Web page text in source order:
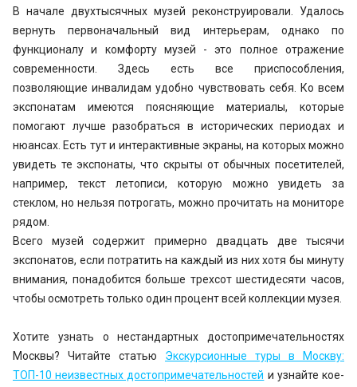
В начале двухтысячных музей реконструировали. Удалось
вернуть первоначальный вид интерьерам, однако по
функционалу и комфорту музей - это полное отражение
современности. Здесь есть все приспособления,
позволяющие инвалидам удобно чувствовать себя. Ко всем
экспонатам имеются поясняющие материалы, которые
помогают лучше разобраться в исторических периодах и
нюансах. Есть тут и интерактивные экраны, на которых можно
увидеть те экспонаты, что скрыты от обычных посетителей,
например, текст летописи, которую можно увидеть за
стеклом, но нельзя потрогать, можно прочитать на мониторе
рядом.
Всего музей содержит примерно двадцать две тысячи
экспонатов, если потратить на каждый из них хотя бы минуту
внимания, понадобится больше трехсот шестидесяти часов,
чтобы осмотреть только один процент всей коллекции музея.
Хотите узнать о нестандартных достопримечательностях
Москвы? Читайте статью Экскурсионные туры в Москву:
ТОП-10 неизвестных достопримечательностей и узнайте кое-